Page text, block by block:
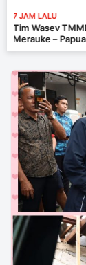
TMMD ke-
– Papua Selatan